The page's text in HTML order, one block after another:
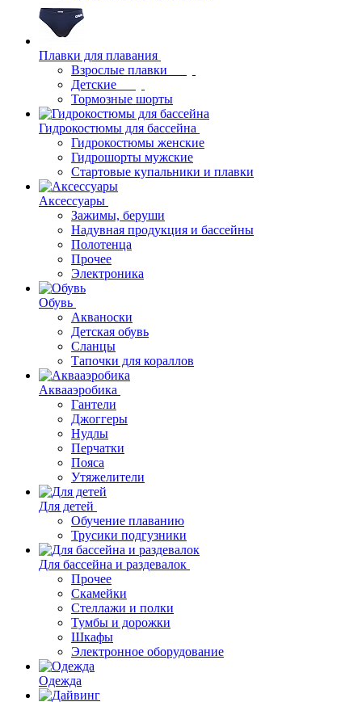
Плавки для плавания
Взрослые плавки
Детские
Тормозные шорты
Гидрокостюмы для бассейна
Гидрокостюмы женские
Гидрошорты мужские
Стартовые купальники и плавки
Аксессуары
Зажимы, беруши
Надувная продукция и бассейны
Полотенца
Прочее
Электроника
Обувь
Акваноски
Детская обувь
Сланцы
Тапочки для кораллов
Аквааэробика
Гантели
Джоггеры
Нудлы
Перчатки
Пояса
Утяжелители
Для детей
Обучение плаванию
Трусики подгузники
Для бассейна и раздевалок
Прочее
Скамейки
Стеллажи и полки
Тумбы и дорожки
Шкафы
Электронное оборудование
Одежда